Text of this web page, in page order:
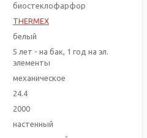
биостеклофарфор
THERMEX
белый
5 лет - на бак, 1 год на эл.
элементы
механическое
24.4
2000
настенный